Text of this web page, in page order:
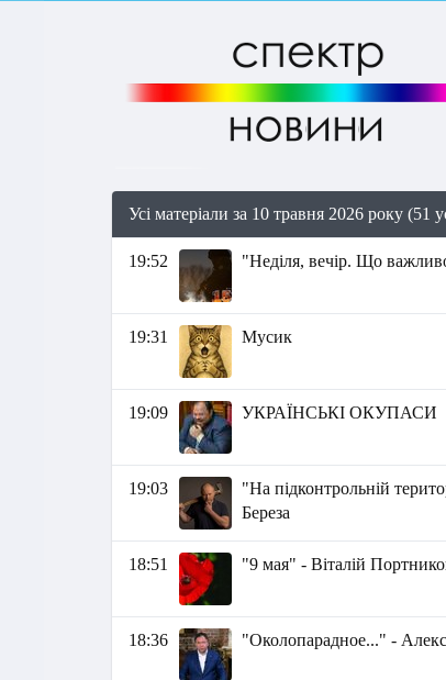
Усі матеріали за 10 травня 2026 року (51
19:52 "Неділя, вечір. Що
19:31 Мусик
19:09 УКРАЇНСЬКІ ОКУПАСИ
19:03
"На підконтрольній
Береза
18:51 "9 мая" - Віталій
18:36 "Околопарадное..." -